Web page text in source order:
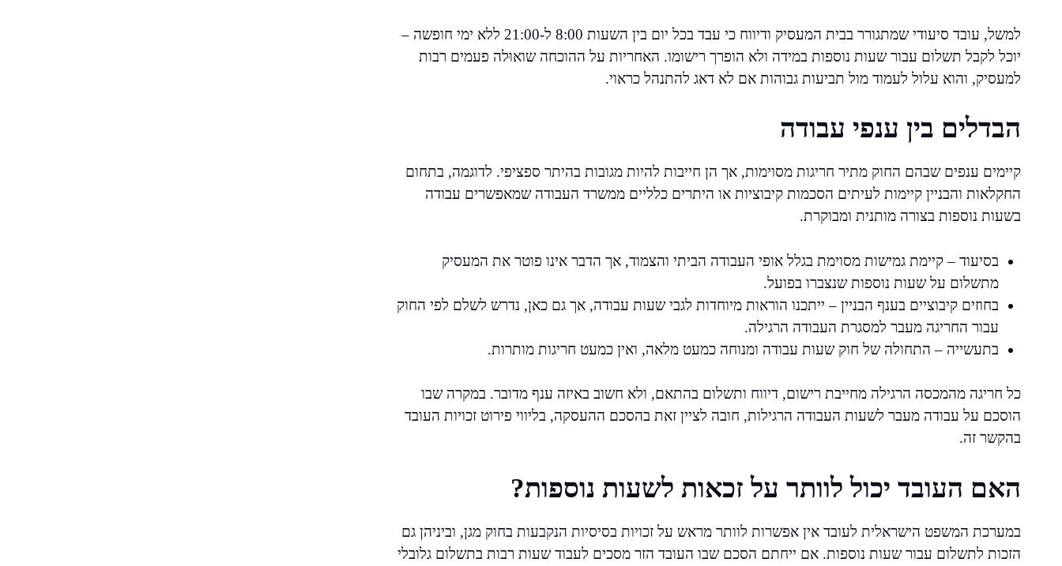
למשל, עובד סיעודי שמתגורר בבית המעסיק ודיווח כי עבד בכל יום בין השעות 8:00 ל-21:00 ללא ימי חופשה –
יוכל לקבל תשלום עבור שעות נוספות במידה ולא הופרך רישומו. האחריות על ההוכחה שואוּלה פעמים רבות
למעסיק, והוא עלול לעמוד מול תביעות גבוהות אם לא דאג להתנהל כראוי.
הבדלים בין ענפי עבודה
קיימים ענפים שבהם החוק מתיר חריגות מסוימות, אך הן חייבות להיות מגובות בהיתר ספציפי. לדוגמה, בתחום
החקלאות והבניין קיימות לעיתים הסכמות קיבוציות או היתרים כלליים ממשרד העבודה שמאפשרים עבודה
בשעות נוספות בצורה מותנית ומבוקרת.
בסיעוד – קיימת גמישות מסוימת בגלל אופי העבודה הביתי והצמוד, אך הדבר אינו פוטר את המעסיק
מתשלום על שעות נוספות שנצברו בפועל.
בחוזים קיבוציים בענף הבניין – ייתכנו הוראות מיוחדות לגבי שעות עבודה, אך גם כאן, נדרש לשלם לפי החוק
עבור החריגה מעבר למסגרת העבודה הרגילה.
בתעשייה – התחולה של חוק שעות עבודה ומנוחה כמעט מלאה, ואין כמעט חריגות מותרות.
כל חריגה מהמכסה הרגילה מחייבת רישום, דיווח ותשלום בהתאם, ולא חשוב באיזה ענף מדובר. במקרה שבו
הוסכם על עבודה מעבר לשעות העבודה הרגילות, חובה לציין זאת בהסכם ההעסקה, בליווי פירוט זכויות העובד
בהקשר זה.
האם העובד יכול לוותר על זכאות לשעות נוספות?
במערכת המשפט הישראלית לעובד אין אפשרות לוותר מראש על זכויות בסיסיות הנקבעות בחוק מגן, וביניהן גם
הזכות לתשלום עבור שעות נוספות. אם ייחתם הסכם שבו העובד הזר מסכים לעבוד שעות רבות בתשלום גלובלי